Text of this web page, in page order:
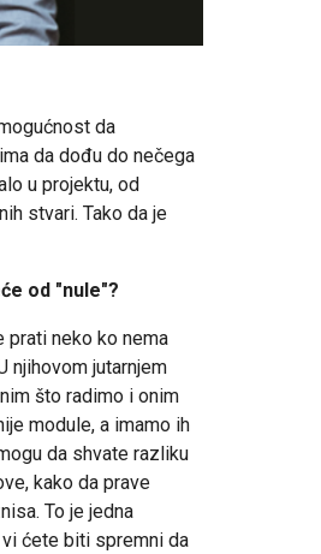
da
da dođu do nečega
u projektu, od
stvari. Tako da je
od "nule"?
prati neko ko nema
njihovom jutarnjem
što radimo i onim
module, a imamo ih
da shvate razliku
kako da prave
To je jedna
vi ćete biti spremni da